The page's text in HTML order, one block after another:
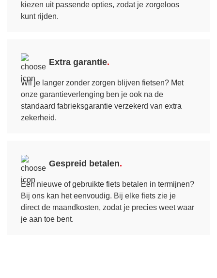
kiezen uit passende opties, zodat je zorgeloos
kunt rijden.
Extra garantie
Wil je langer zonder zorgen blijven fietsen? Met
onze garantie­verlenging ben je ook na de
standaard fabrieksgarantie verzekerd van extra
zekerheid.
Gespreid betalen
Een nieuwe of gebruikte fiets betalen in termijnen?
Bij ons kan het eenvoudig. Bij elke fiets zie je
direct de maandkosten, zodat je precies weet waar
je aan toe bent.